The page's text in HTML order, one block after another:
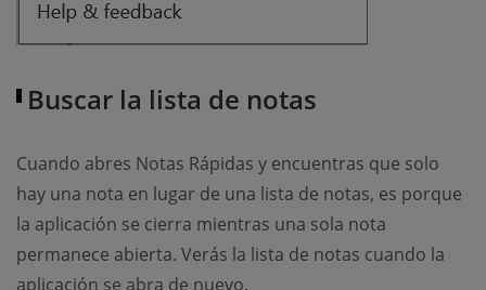
Buscar la lista de notas
Cuando abres Notas Rápidas y encuentras que solo
hay una nota en lugar de una lista de notas, es porque
la aplicación se cierra mientras una sola nota
permanece abierta. Verás la lista de notas cuando la
aplicación se abra de nuevo.